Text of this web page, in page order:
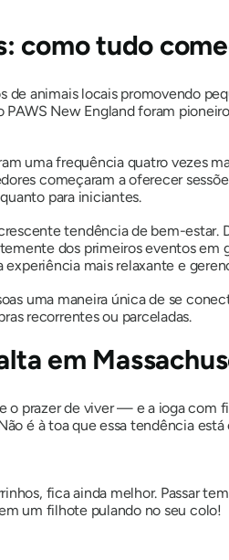
como tudo
animais locais promovendo
New England foram
uma frequência quatro vezes
começaram a oferecer
para iniciantes.
tendência de bem-estar.
dos primeiros eventos em
mais relaxante e
uma maneira única de se
recorrentes ou parceladas.
em
o prazer de viver — e a ioga com
é à toa que essa tendência
fica ainda melhor. Passar
um filhote pulando no seu colo!